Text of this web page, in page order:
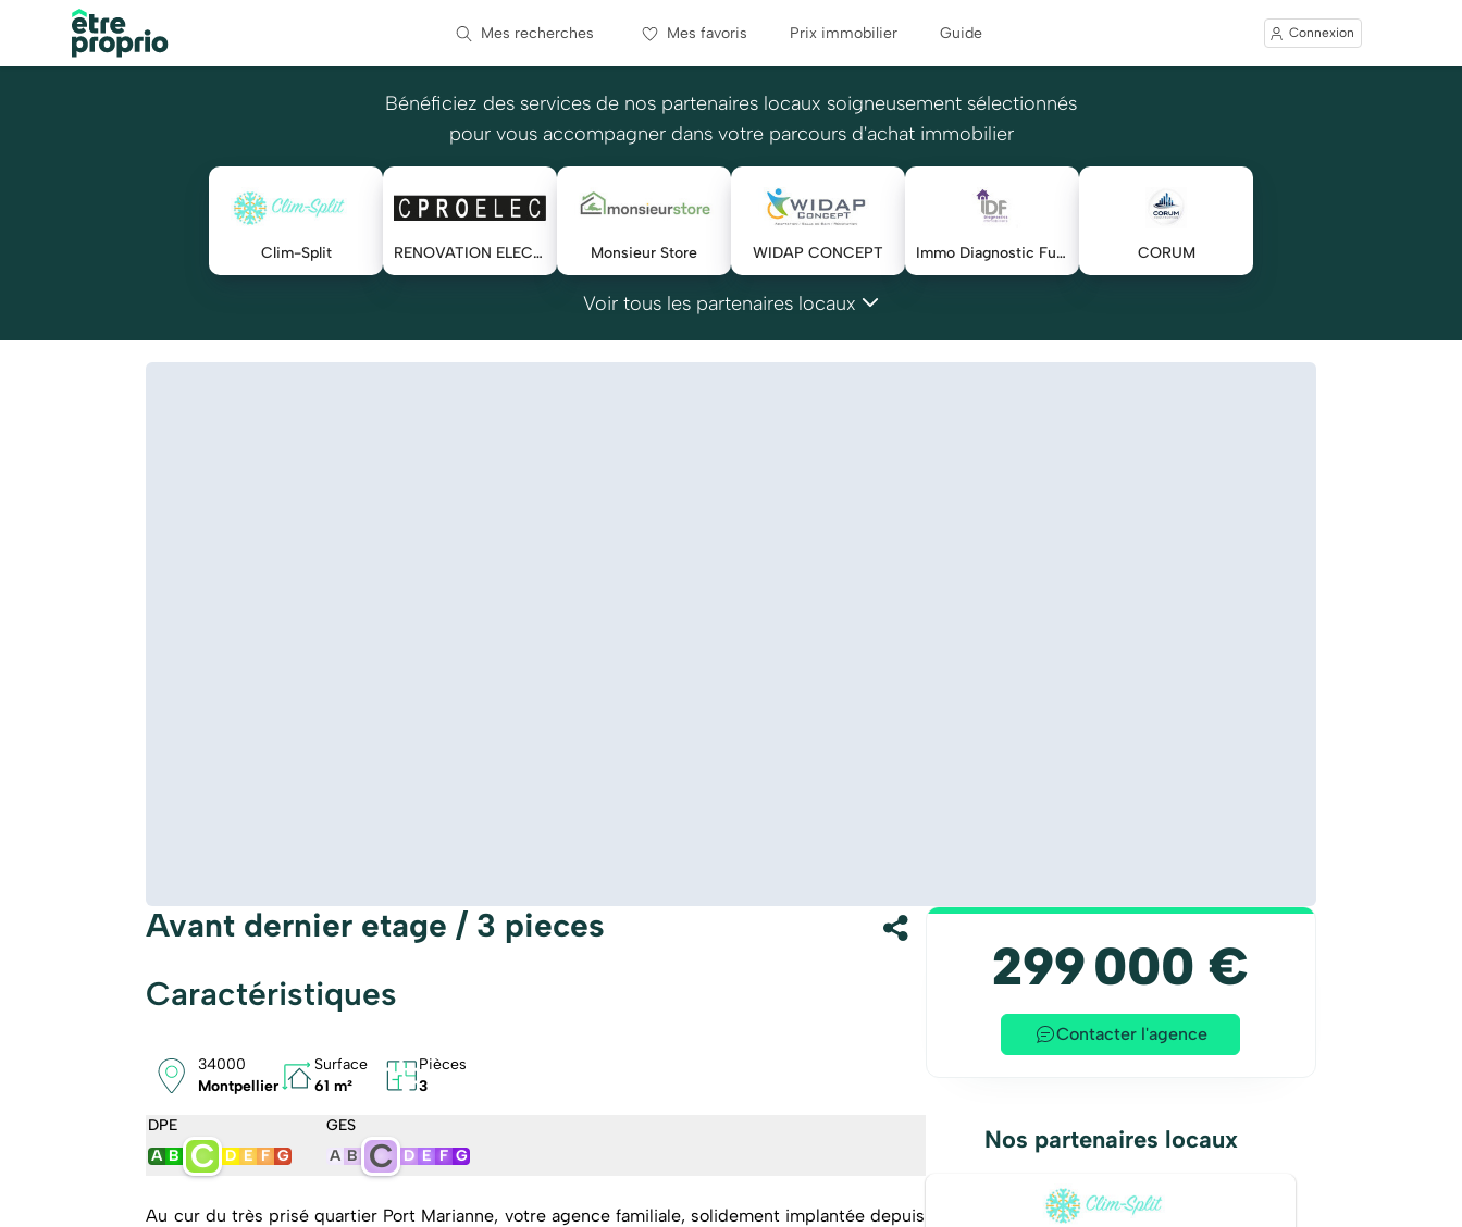
Mes recherches Mes favoris Prix immobilier Guide Connexion
Bénéficiez des services de nos partenaires locaux soigneusement sélectionnés
pour vous accompagner dans votre parcours d'achat immobilier
Clim-Split RENOVATION ELECTRIQUE Monsieur Store WIDAP CONCEPT Immo Diagnostic Fuentes CORUM
Voir tous les partenaires locaux
Avant dernier etage / 3 pieces
Caractéristiques
34000
Montpellier
Surface
61 m²
Pièces
3
DPE
A B C D E F G
GES
A B C D E F G
Au cur du très prisé quartier Port Marianne, votre agence familiale, solidement implantée depuis
299 000 €
Contacter l'agence
Nos partenaires locaux